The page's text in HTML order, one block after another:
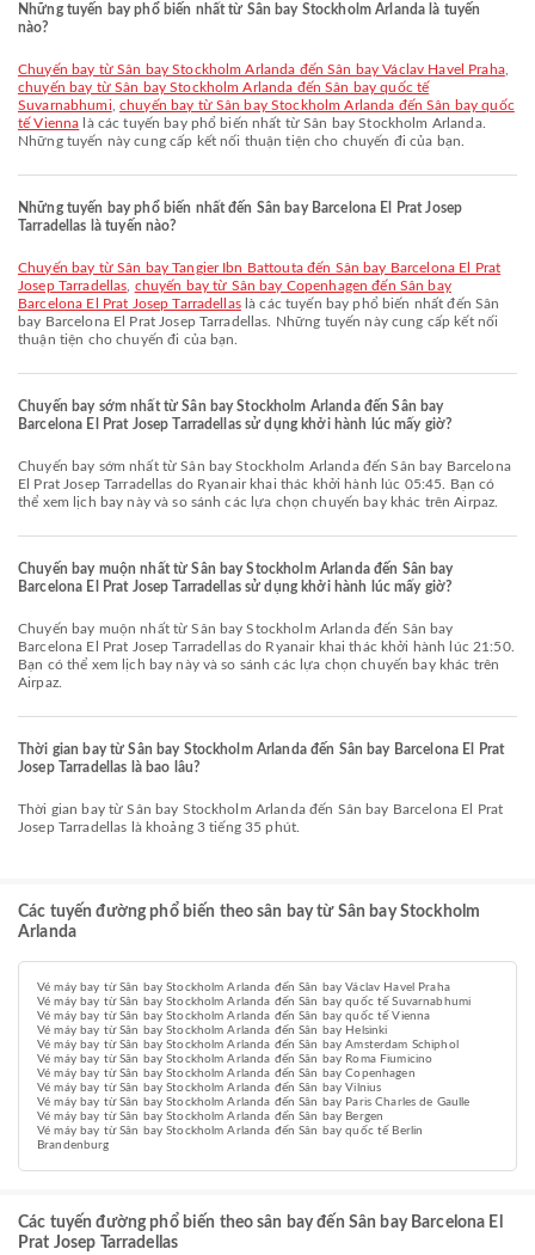
Những tuyến bay phổ biến nhất từ Sân bay Stockholm Arlanda là tuyến
nào?
chuyến bay từ Sân bay Stockholm Arlanda đến Sân bay Václav Havel Praha,
chuyến bay từ Sân bay Stockholm Arlanda đến Sân bay quốc tế
Suvarnabhumi chuyến bay từ Sân bay Stockholm Arlanda đến Sân bay quốc
tế Vienna là các tuyến bay phổ biến nhất từ Sân bay Stockholm Arlanda.
Những tuyến này cung cấp kết nối thuận tiện cho chuyến đi của bạn.
Những tuyến bay phổ biến nhất đến Sân bay Barcelona El Prat Josep
Tarradellas là tuyến nào?
chuyến bay từ Sân bay Tangier Ibn Battouta đến Sân bay Barcelona El Prat
Josep Tarradellas chuyến bay từ Sân bay Copenhagen đến Sân bay
Barcelona El Prat Josep Tarradellaslà các tuyến bay phổ biến nhất đến Sân
bay Barcelona El Prat Josep Tarradellas. Những tuyến này cung cấp kết nối
thuận tiện cho chuyến đi của bạn.
Chuyến bay sớm nhất từ Sân bay Stockholm Arlanda đến Sân bay
Barcelona El Prat Josep Tarradellas sử dụng khởi hành lúc mấy giờ?
Chuyến bay sớm nhất từ Sân bay Stockholm Arlanda đến Sân bay Barcelona
El Prat Josep Tarradellas do Ryanair khai thác khởi hành lúc 05:45. Bạn có
thể xem lịch bay này và so sánh các lựa chọn chuyến bay khác trên Airpaz.
Chuyến bay muộn nhất từ Sân bay Stockholm Arlanda đến Sân bay
Barcelona El Prat Josep Tarradellas sử dụng khởi hành lúc mấy giờ?
Chuyến bay muộn nhất từ Sân bay Stockholm Arlanda đến Sân bay
Barcelona El Prat Josep Tarradellas do Ryanair khai thác khởi hành lúc 21:50.
Bạn có thể xem lịch bay này và so sánh các lựa chọn chuyến bay khác trên
Airpaz.
Thời gian bay từ Sân bay Stockholm Arlanda đến Sân bay Barcelona El Prat
Josep Tarradellas là bao lâu?
Thời gian bay từ Sân bay Stockholm Arlanda đến Sân bay Barcelona El Prat
Josep Tarradellas là khoảng 3 tiếng 35 phút.
Các tuyến đường phổ biến theo sân bay từ Sân bay Stockholm
Arlanda
Vé máy bay từ Sân bay Stockholm Arlanda đến Sân bay Václav Havel Praha
Vé máy bay từ Sân bay Stockholm Arlanda đến Sân bay quốc tế Suvarnabhumi
Vé máy bay từ Sân bay Stockholm Arlanda đến Sân bay quốc tế Vienna
Vé máy bay từ Sân bay Stockholm Arlanda đến Sân bay Helsinki
Vé máy bay từ Sân bay Stockholm Arlanda đến Sân bay Amsterdam Schiphol
Vé máy bay từ Sân bay Stockholm Arlanda đến Sân bay Roma Fiumicino
Vé máy bay từ Sân bay Stockholm Arlanda đến Sân bay Copenhagen
Vé máy bay từ Sân bay Stockholm Arlanda đến Sân bay Vilnius
Vé máy bay từ Sân bay Stockholm Arlanda đến Sân bay Paris Charles de Gaulle
Vé máy bay từ Sân bay Stockholm Arlanda đến Sân bay Bergen
Vé máy bay từ Sân bay Stockholm Arlanda đến Sân bay quốc tế Berlin
Brandenburg
Các tuyến đường phổ biến theo sân bay đến Sân bay Barcelona El
Prat Josep Tarradellas